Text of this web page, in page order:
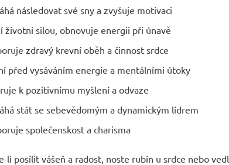
následovat své sny a zvyšuje motivaci
životní silou, obnovuje energii při únavě
zdravý krevní oběh a činnost srdce
před vysáváním energie a mentálními útoky
k pozitivnímu myšlení a odvaze
stát se sebevědomým a dynamickým lídrem
společenskost a charisma
li posílit vášeň a radost, noste rubín u srdce nebo